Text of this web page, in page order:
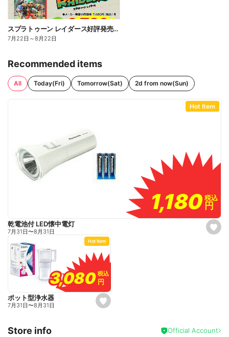
スプラトゥーン レイダース好評発売中!
7月22日 ～8月22日
Recommended items
All Today(Fri) Tomorrow(Sat) 2d from now(Sun)
s
e
Hot Item
1,180
1,180税込
税込
円
円
乾電池付 LED懐中電灯
7月31日〜8月31日
s
e
Hot Item
3,080
3,080税込
税込
円
円
ポット型浄水器
7月31日〜8月31日
Store info Official Account